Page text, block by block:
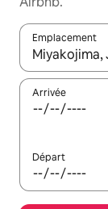
Emplacement
Quand les
Arrivée
Départ